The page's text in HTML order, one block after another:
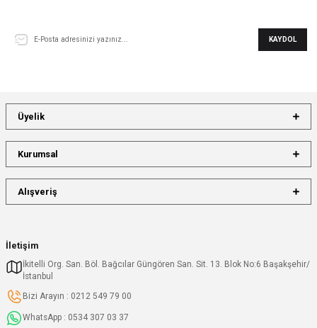
KAYDOL
İletişim
İkitelli Org. San. Böl. Bağcılar Güngören San. Sit. 13. Blok No:6 Başakşehir/
İstanbul
Bizi Arayın : 0212 549 79 00
WhatsApp : 0534 307 03 37
Üyelik
Kurumsal
Alışveriş